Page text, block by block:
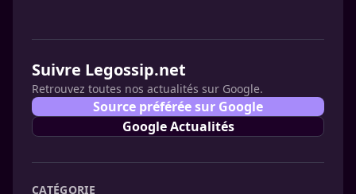
Suivre Legossip.net
Retrouvez toutes nos actualités sur Google.
Source préférée sur Google
Google Actualités
CATÉGORIE